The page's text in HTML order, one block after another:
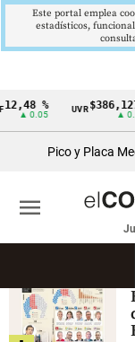
Cintillo
económicos
Colombia
%
▲ 0.05
UVR
▲
Pico y Placa
menu
Este portal emplea
estadísticos,